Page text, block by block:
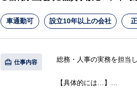
車通勤可 設立10年以上の会社
仕事内容 総務・人事の実務を担当
【具体的には…】